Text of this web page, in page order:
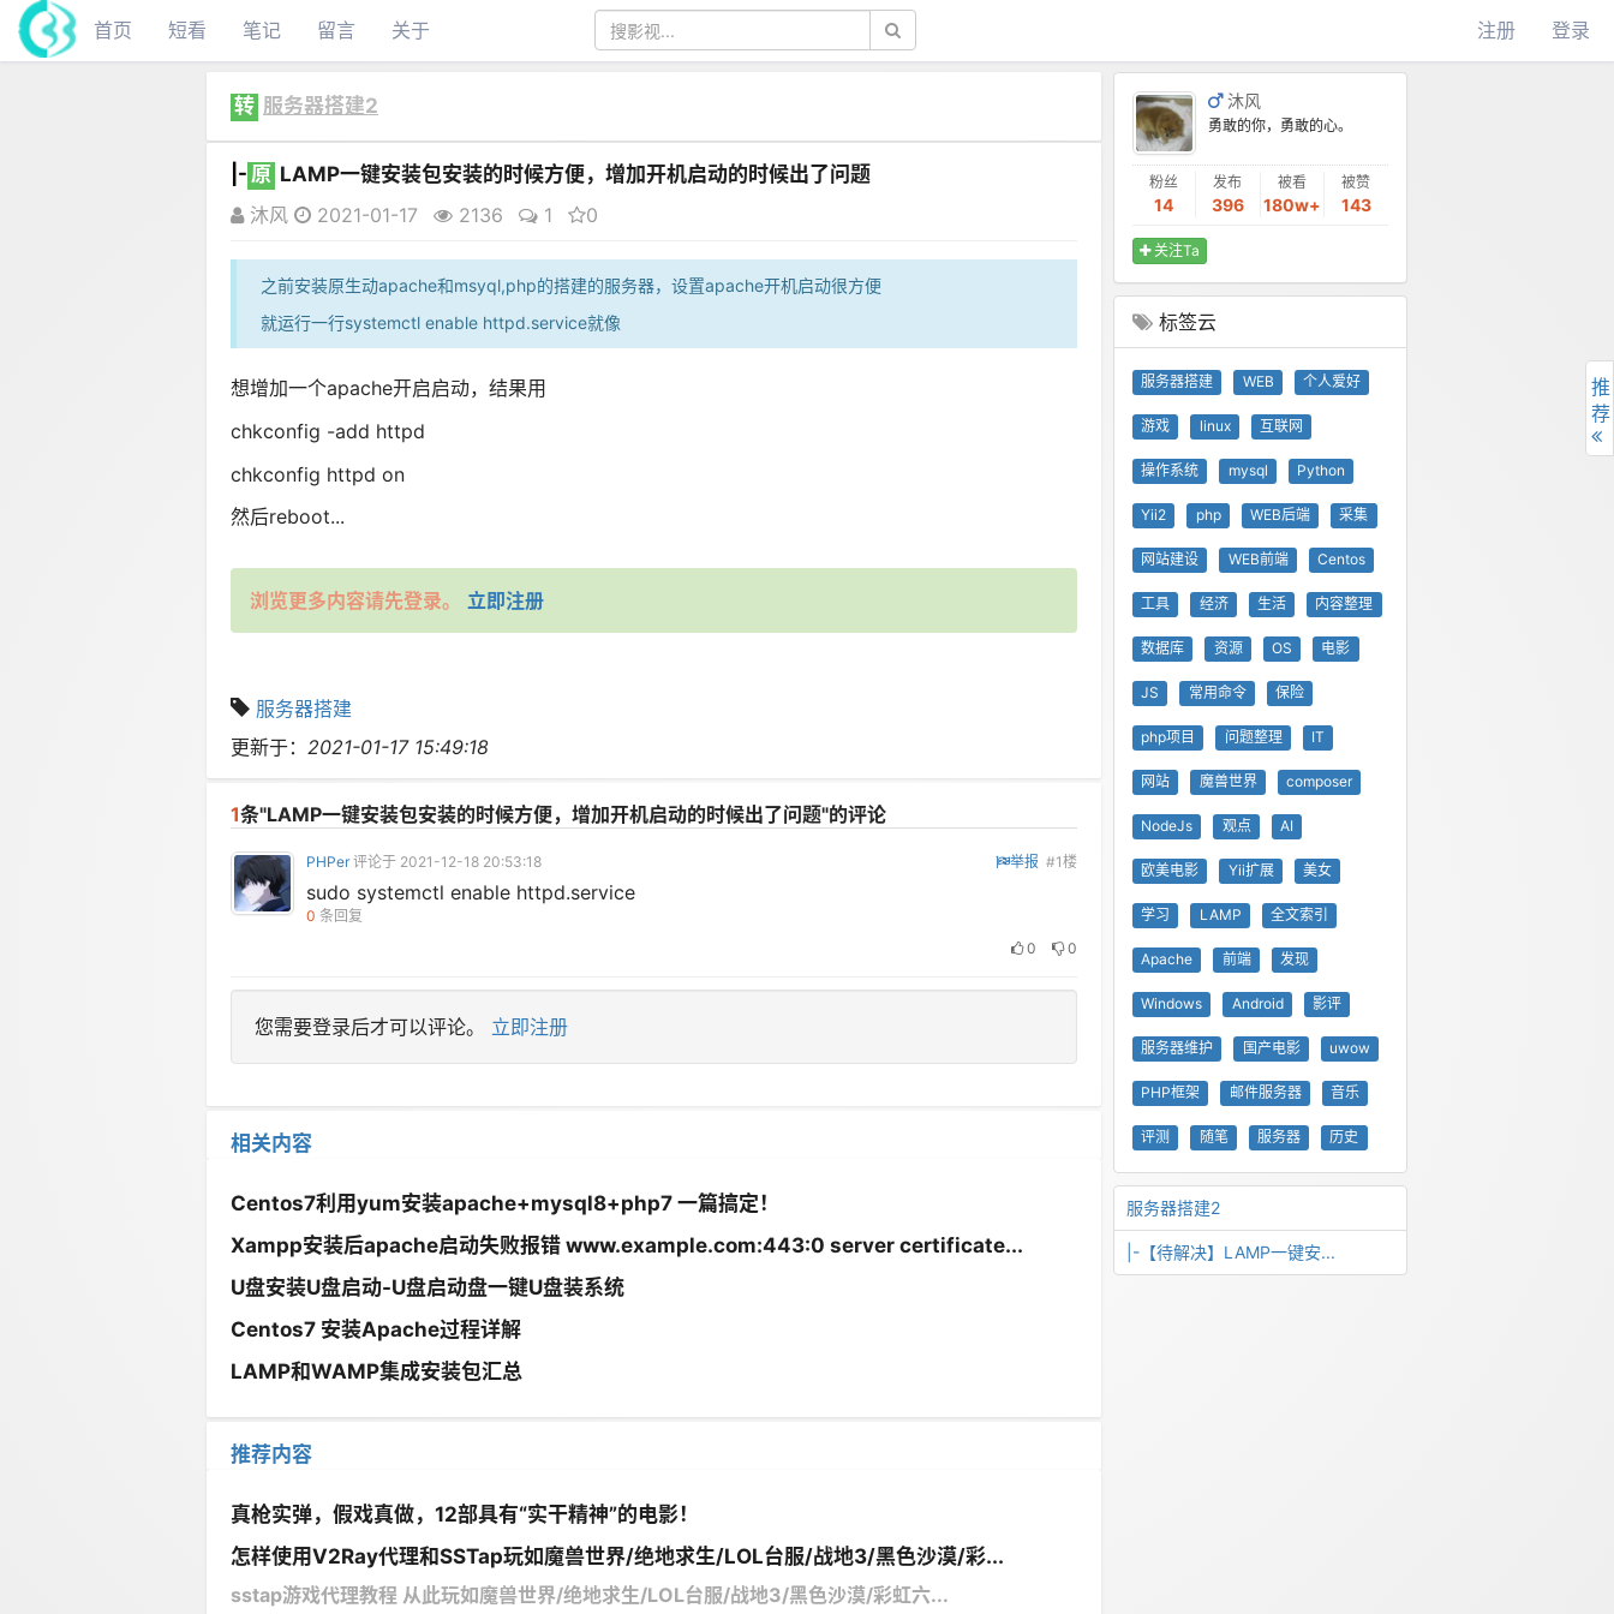
首页 短看 笔记 留言 关于 注册 登录
转 服务器搭建2
|- 原 LAMP一键安装包安装的时候方便，增加开机启动的时候出了问题
沐风
2021-01-17 2136 1 0
之前安装原生动apache和msyql,php的搭建的服务器，设置apache开机启动很方便
就运行一行systemctl enable httpd.service就像
想增加一个apache开启启动，结果用
chkconfig -add httpd
chkconfig httpd on
然后reboot...
浏览更多内容请先登录。 立即注册
服务器搭建
更新于： 2021-01-17 15:49:18
1条"LAMP一键安装包安装的时候方便，增加开机启动的时候出了问题"的评论
PHPer评论于 2021-12-18 20:53:18 举报 #1楼
sudo systemctl enable httpd.service
0 条回复
0
0
您需要登录后才可以评论。 立即注册
相关内容
Centos7利用yum安装apache+mysql8+php7 一篇搞定！
Xampp安装后apache启动失败报错 www.example.com:443:0 server certificate...
U盘安装U盘启动-U盘启动盘一键U盘装系统
Centos7 安装Apache过程详解
LAMP和WAMP集成安装包汇总
推荐内容
真枪实弹，假戏真做，12部具有“实干精神”的电影！
怎样使用V2Ray代理和SSTap玩如魔兽世界/绝地求生/LOL台服/战地3/黑色沙漠/彩...
sstap游戏代理教程 从此玩如魔兽世界/绝地求生/LOL台服/战地3/黑色沙漠/彩虹六...
沐风
勇敢的你，勇敢的心。
粉丝
14
发布
396
被看
180w+
被赞
143
关注Ta
标签云
服务器搭建 WEB 个人爱好
游戏 linux 互联网
操作系统 mysql Python
Yii2 php WEB后端 采集
网站建设 WEB前端 Centos
工具 经济 生活 内容整理
数据库 资源 OS 电影
JS 常用命令 保险
php项目 问题整理 IT
网站 魔兽世界 composer
NodeJs 观点 AI
欧美电影 Yii扩展 美女
学习 LAMP 全文索引
Apache 前端 发现
Windows Android 影评
服务器维护 国产电影 uwow
PHP框架 邮件服务器 音乐
评测 随笔 服务器 历史
服务器搭建2
|-【待解决】LAMP一键安...
推
荐